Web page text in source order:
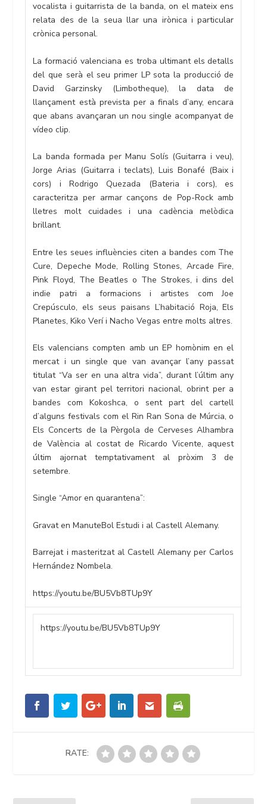
vocalista i guitarrista de la banda, on el mateix ens
relata des de la seua llar una irònica i particular
crònica personal.
La formació valenciana es troba ultimant els detalls
del que serà el seu primer LP sota la producció de
David Garzinsky (Limbotheque), la data de
llançament està prevista per a finals d’any, encara
que abans avançaran un nou single acompanyat de
vídeo clip.
La banda formada per Manu Solís (Guitarra i veu),
Jorge Arias (Guitarra i teclats), Luis Bonafé (Baix i
cors) i Rodrigo Quezada (Bateria i cors), es
caracteritza per armar cançons de Pop-Rock amb
lletres molt cuidades i una cadència melòdica
brillant.
Entre les seues influències citen a bandes com The
Cure, Depeche Mode, Rolling Stones, Arcade Fire,
Pink Floyd, The Beatles o The Strokes, i dins del
indie patri a formacions i artistes com Joe
Crepúsculo, els seus paisans L’habitació Roja, Els
Planetes, Kiko Verí i Nacho Vegas entre molts altres.
Els valencians compten amb un EP homònim en el
mercat i un single que van avançar l’any passat
titulat “Va ser en una altra vida”, durant l’últim any
van estar girant pel territori nacional, obrint per a
bandes com Kokoshca, o sent part del cartell
d’alguns festivals com el Rin Ran Sona de Múrcia, o
Els Concerts de la Pèrgola de Cerveses Alhambra
de València al costat de Ricardo Vicente, aquest
últim ajornat temptativament al pròxim 3 de
setembre.
Single “Amor en quarantena”:
Gravat en ManuteBol Estudi i al Castell Alemany.
Barrejat i masteritzat al Castell Alemany per Carlos
Hernández Nombela.
https://youtu.be/BU5Vb8TUp9Y
https://youtu.be/BU5Vb8TUp9Y
RATE: